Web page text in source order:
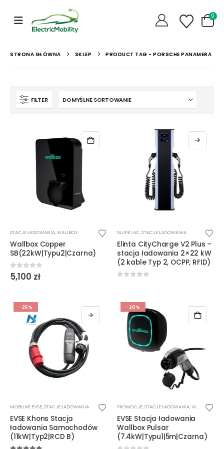
0
STRONA GŁÓWNA SKLEP PRODUCT TAG - PORSCHE PANAMERA
FILTER
STACJE ŁADOWANIA,WALLBOX
Wallbox Copper
SB(22kW|Typu2|Czarna)
0out of 5
5,100 zł
produkt
ma
wiele
wariantów.
wybrać
stronie
produktu
SŁUPKI AC,STACJE ŁADOWANIA
Elinta CityCharge V2 Plus –
stacja ładowania 2×22 kW
(2 kable Typ 2, OCPP, RFID)
-26%
ma
wiele
MOBILNE EVSE,STACJE ŁADOWANIA
EVSE Khons Stacja
ładowania Samochodów
(11kW|Typ2|RCD B)
-20%
PROMOCJE,STACJE ŁADOWANIA,WALLBOX
EVSE Stacja ładowania
Wallbox Pulsar
(7.4kW|Typu1|5m|Czarna)